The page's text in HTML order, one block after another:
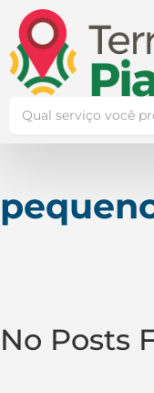
No Posts